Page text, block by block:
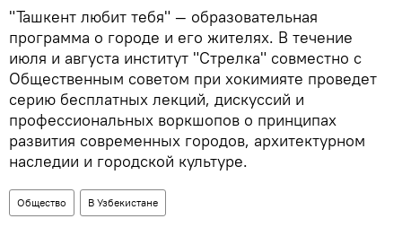
"Ташкент любит тебя" — образовательная
программа о городе и его жителях. В течение
июля и августа институт "Стрелка" совместно с
Общественным советом при хокимияте проведет
серию бесплатных лекций, дискуссий и
профессиональных воркшопов о принципах
развития современных городов, архитектурном
наследии и городской культуре.
Общество В Узбекистане